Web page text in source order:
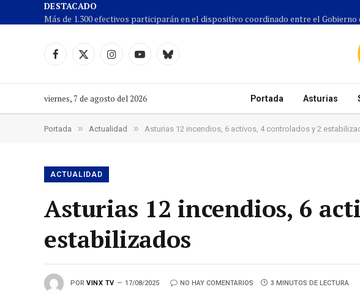
DESTACADO
Facebook
X
InstagramYouTubeCielo
viernes, 7 de agosto del 2026 Portada Asturias
Portada » Actualidad » Asturias 12 incendios, 6 activos, 4 controlados y 2
ACTUALIDAD
Asturias 12 incendios, 6
estabilizados
POR VINX TV 17/08/2025 NO HAY COMENTARIOS 3 MINUTOS DE LECTURA